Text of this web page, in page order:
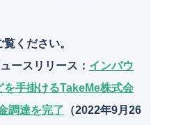
o
k
ください。
ースリリース： インバウ
を手掛けるTakeMe株式会
調達を完了 （2022年9月26